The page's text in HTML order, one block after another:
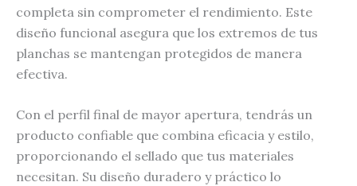
completa sin comprometer el rendimiento. Este
diseño funcional asegura que los extremos de tus
planchas se mantengan protegidos de manera
efectiva.
Con el perfil final de mayor apertura, tendrás un
producto confiable que combina eficacia y estilo,
proporcionando el sellado que tus materiales
necesitan. Su diseño duradero y práctico lo